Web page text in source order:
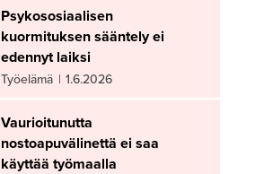
Psykososiaalisen
kuormituksen sääntely ei
edennyt laiksi
Työelämä | 1.6.2026
Vaurioitunutta
nostoapuvälinettä ei saa
käyttää työmaalla